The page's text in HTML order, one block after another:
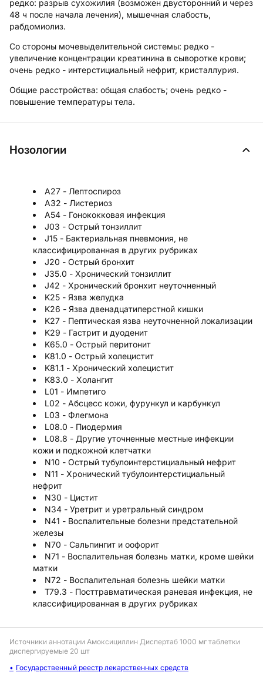
редко: разрыв сухожилия (возможен двусторонний и через
48 ч после начала лечения), мышечная слабость,
рабдомиолиз.
Со стороны мочевыделительной системы: редко -
увеличение концентрации креатинина в сыворотке крови;
очень редко - интерстициальный нефрит, кристаллурия.
Общие расстройства: общая слабость; очень редко -
повышение температуры тела.
Нозологии
A27 - Лептоспироз
A32 - Листериоз
A54 - Гонококковая инфекция
J03 - Острый тонзиллит
J15 - Бактериальная пневмония, не
классифицированная в других рубриках
J20 - Острый бронхит
J35.0 - Хронический тонзиллит
J42 - Хронический бронхит неуточненный
K25 - Язва желудка
K26 - Язва двенадцатиперстной кишки
K27 - Пептическая язва неуточненной локализации
K29 - Гастрит и дуоденит
K65.0 - Острый перитонит
K81.0 - Острый холецистит
K81.1 - Хронический холецистит
K83.0 - Холангит
L01 - Импетиго
L02 - Абсцесс кожи, фурункул и карбункул
L03 - Флегмона
L08.0 - Пиодермия
L08.8 - Другие уточненные местные инфекции
кожи и подкожной клетчатки
N10 - Острый тубулоинтерстициальный нефрит
N11 - Хронический тубулоинтерстициальный
нефрит
N30 - Цистит
N34 - Уретрит и уретральный синдром
N41 - Воспалительные болезни предстательной
железы
N70 - Сальпингит и оофорит
N71 - Воспалительная болезнь матки, кроме шейки
матки
N72 - Воспалительная болезнь шейки матки
T79.3 - Посттравматическая раневая инфекция, не
классифицированная в других рубриках
Источники аннотации Амоксициллин Диспертаб 1000 мг таблетки
диспергируемые 20 шт
Государственный реестр лекарственных средств